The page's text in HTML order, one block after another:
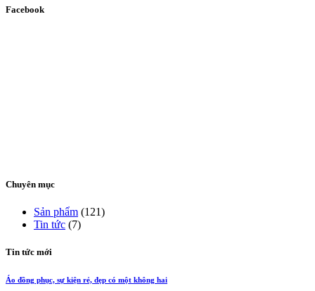
Facebook
Chuyên mục
Sản phẩm (121)
Tin tức (7)
Tin tức mới
Áo đồng phục, sự kiện rẻ, đẹp có một không hai